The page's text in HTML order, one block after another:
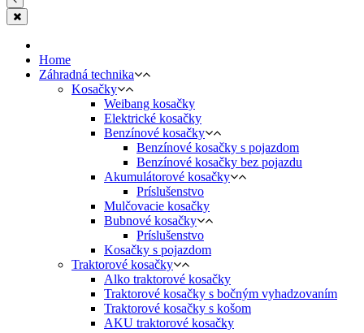
Home
Záhradná technika
Kosačky
Weibang kosačky
Elektrické kosačky
Benzínové kosačky
Benzínové kosačky s pojazdom
Benzínové kosačky bez pojazdu
Akumulátorové kosačky
Príslušenstvo
Mulčovacie kosačky
Bubnové kosačky
Príslušenstvo
Kosačky s pojazdom
Traktorové kosačky
Alko traktorové kosačky
Traktorové kosačky s bočným vyhadzovaním
Traktorové kosačky s košom
AKU traktorové kosačky